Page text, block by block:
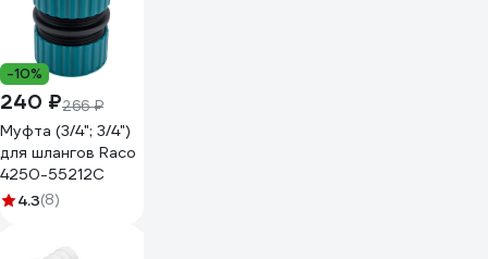
-10%
240 ₽266 ₽
Муфта (3/4"; 3/4")
для шлангов Raco
4250-55212C
4.3(8)